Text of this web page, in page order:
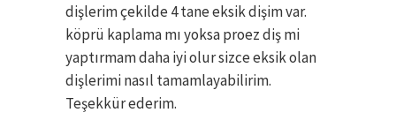
dişlerim çekilde 4 tane eksik dişim var.
köprü kaplama mı yoksa proez diş mi
yaptırmam daha iyi olur sizce eksik olan
dişlerimi nasıl tamamlayabilirim.
Teşekkür ederim.